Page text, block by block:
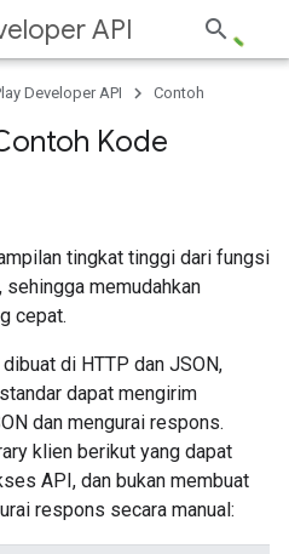
API
Developer API Contoh
Kode
tingkat tinggi dari fungsi
memudahkan
cepat.
di HTTP dan JSON,
dapat mengirim
dan mengurai respons.
klien berikut yang dapat
API, dan bukan membuat
respons secara manual: